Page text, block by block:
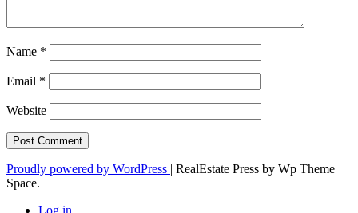
Name *
Email *
Website
Proudly powered by WordPress | RealEstate Press by Wp Theme
Space.